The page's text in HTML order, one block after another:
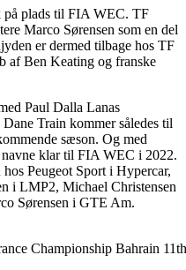
på plads til FIA WEC. TF
Marco Sørensen som en del
er dermed tilbage hos TF
af Ben Keating og franske
Paul Dalla Lanas
Train kommer således til
sæson. Og med
navne klar til FIA WEC i 2022.
Peugeot Sport i Hypercar,
i LMP2, Michael Christensen
Sørensen i GTE Am.
Championship Bahrain